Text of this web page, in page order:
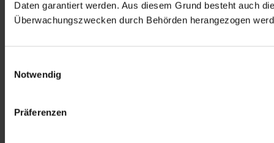
Daten garantiert werden. Aus diesem Grund besteht auch
Überwachungszwecken durch Behörden herangezogen
Notwendig
Präferenzen